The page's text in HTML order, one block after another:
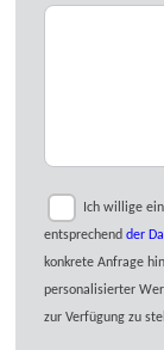
Ich willige
entsprechendder
konkrete Anfrage
personalisierter
zur Verfügung zu